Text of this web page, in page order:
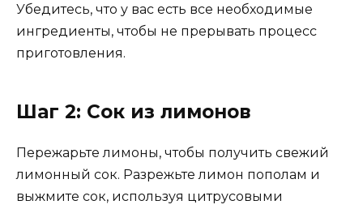
Убедитесь, что у вас есть все необходимые
ингредиенты, чтобы не прерывать процесс
приготовления.
Шаг 2: Сок из лимонов
Пережарьте лимоны, чтобы получить свежий
лимонный сок. Разрежьте лимон пополам и
выжмите сок, используя цитрусовыми